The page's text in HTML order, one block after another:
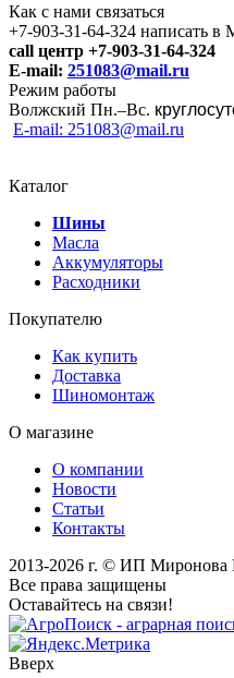
Как с нами связаться
+7-903-31-64-324 написать в
call центр +7-903-31-64-324
E-mail: 251083@mail.ru
Режим работы
Волжский Пн.–Вс.
E-mail: 251083@mail.ru
Каталог
Шины
Масла
Аккумуляторы
Расходники
Покупателю
Как купить
Доставка
Шиномонтаж
О магазине
О компании
Новости
Статьи
Контакты
2013-2026 г. © ИП Миронова
Все права защищены
Оставайтесь на связи!
Вверх